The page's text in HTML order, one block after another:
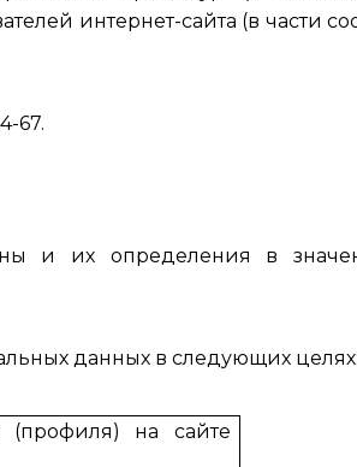
интернет-сайта (в части
67.
и их определения в
данных в следующих целях:
(профиля) на сайте